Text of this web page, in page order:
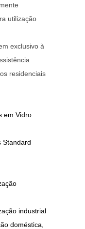
utilização
exclusivo à
residenciais
em Vidro
Standard
industrial
doméstica,